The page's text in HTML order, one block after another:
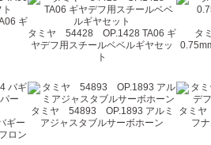
ギ
タミヤ 54428 OP.1428 TA06 ギ
ヤデフ用スチールベベルギヤセッ
ト
タ
ギー
ロン
タミヤ 54893 OP.1893 アルミ
アジャスタブルサーボホーン
タミ
フ